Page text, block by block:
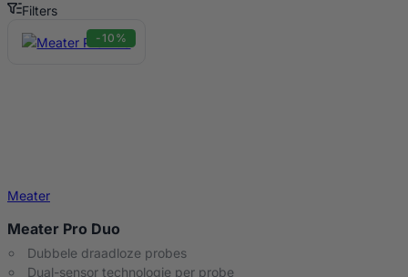
Filters
Kamado Joe Accessoires Producten
-10%
Meater
Meater Pro Duo
Dubbele draadloze probes
Dual-sensor technologie per probe